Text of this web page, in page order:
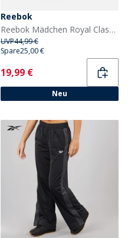
Reebok
Reebok Mädchen Royal Classic Jog 3.0 Sneaker Weiß/Aqua/Optimum Blue
UVP44,99 €
Spare25,00 €
Current
19,99 €
Neu